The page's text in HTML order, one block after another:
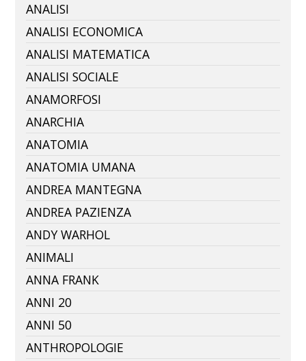
ANALISI
ANALISI ECONOMICA
ANALISI MATEMATICA
ANALISI SOCIALE
ANAMORFOSI
ANARCHIA
ANATOMIA
ANATOMIA UMANA
ANDREA MANTEGNA
ANDREA PAZIENZA
ANDY WARHOL
ANIMALI
ANNA FRANK
ANNI 20
ANNI 50
ANTHROPOLOGIE